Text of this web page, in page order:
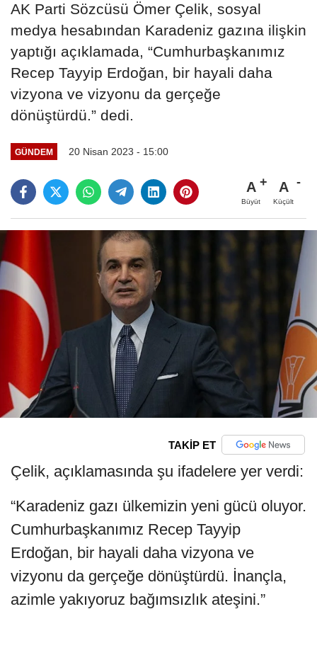
AK Parti Sözcüsü Ömer Çelik, sosyal
medya hesabından Karadeniz gazına ilişkin
yaptığı açıklamada, “Cumhurbaşkanımız
Recep Tayyip Erdoğan, bir hayali daha
vizyona ve vizyonu da gerçeğe
dönüştürdü.” dedi.
GÜNDEM 20 Nisan 2023 - 15:00
A
Büyüt
A
Küçült
TAKİP ET
Çelik, açıklamasında şu ifadelere yer verdi:
“Karadeniz gazı ülkemizin yeni gücü oluyor.
Cumhurbaşkanımız Recep Tayyip
Erdoğan, bir hayali daha vizyona ve
vizyonu da gerçeğe dönüştürdü. İnançla,
azimle yakıyoruz bağımsızlık ateşini.”